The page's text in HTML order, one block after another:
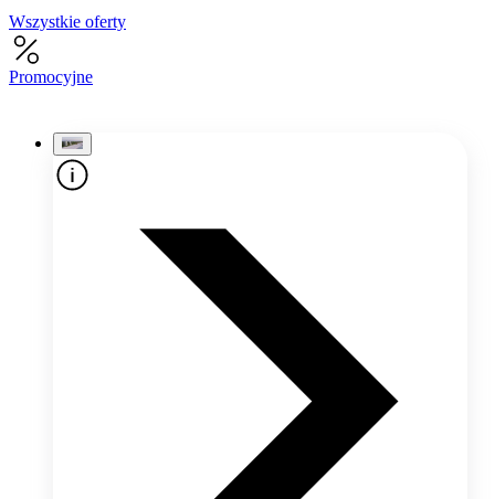
Wszystkie oferty
Promocyjne